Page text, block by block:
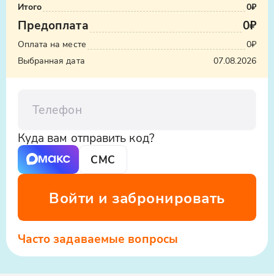
Итого
0₽
Предоплата 0₽
Оплата на месте
0₽
Выбранная дата
07.08.2026
Куда вам отправить код?
СМС
Войти и забронировать
Часто задаваемые вопросы